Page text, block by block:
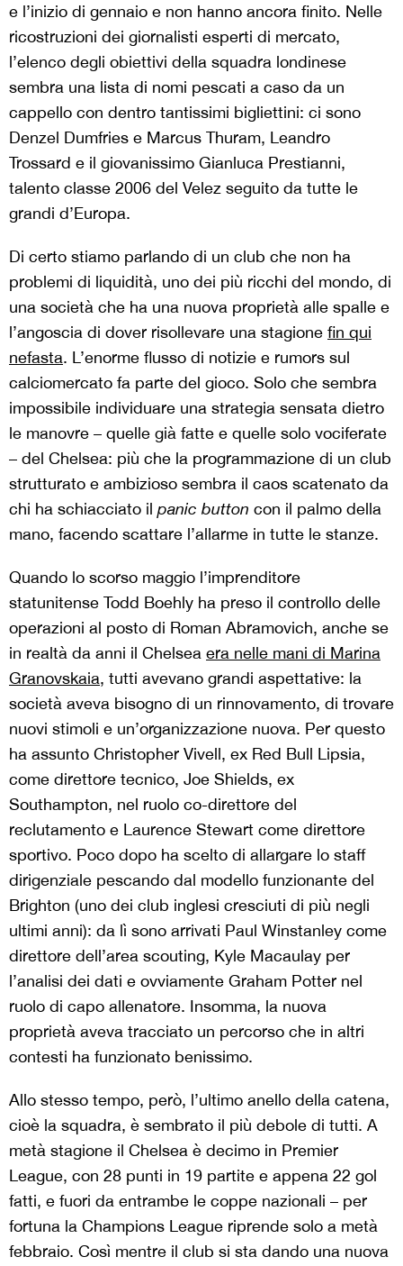
e l’inizio di gennaio e non hanno ancora finito. Nelle
ricostruzioni dei giornalisti esperti di mercato,
l’elenco degli obiettivi della squadra londinese
sembra una lista di nomi pescati a caso da un
cappello con dentro tantissimi bigliettini: ci sono
Denzel Dumfries e Marcus Thuram, Leandro
Trossard e il giovanissimo Gianluca Prestianni,
talento classe 2006 del Velez seguito da tutte le
grandi d’Europa.
Di certo stiamo parlando di un club che non ha
problemi di liquidità, uno dei più ricchi del mondo, di
una società che ha una nuova proprietà alle spalle e
l’angoscia di dover risollevare una stagione fin qui
nefasta. L’enorme flusso di notizie e rumors sul
calciomercato fa parte del gioco. Solo che sembra
impossibile individuare una strategia sensata dietro
le manovre – quelle già fatte e quelle solo vociferate
– del Chelsea: più che la programmazione di un club
strutturato e ambizioso sembra il caos scatenato da
chi ha schiacciato il panic button con il palmo della
mano, facendo scattare l’allarme in tutte le stanze.
Quando lo scorso maggio l’imprenditore
statunitense Todd Boehly ha preso il controllo delle
operazioni al posto di Roman Abramovich, anche se
in realtà da anni il Chelsea era nelle mani di Marina
Granovskaia, tutti avevano grandi aspettative: la
società aveva bisogno di un rinnovamento, di trovare
nuovi stimoli e un’organizzazione nuova. Per questo
ha assunto Christopher Vivell, ex Red Bull Lipsia,
come direttore tecnico, Joe Shields, ex
Southampton, nel ruolo co-direttore del
reclutamento e Laurence Stewart come direttore
sportivo. Poco dopo ha scelto di allargare lo staff
dirigenziale pescando dal modello funzionante del
Brighton (uno dei club inglesi cresciuti di più negli
ultimi anni): da lì sono arrivati Paul Winstanley come
direttore dell’area scouting, Kyle Macaulay per
l’analisi dei dati e ovviamente Graham Potter nel
ruolo di capo allenatore. Insomma, la nuova
proprietà aveva tracciato un percorso che in altri
contesti ha funzionato benissimo.
Allo stesso tempo, però, l’ultimo anello della catena,
cioè la squadra, è sembrato il più debole di tutti. A
metà stagione il Chelsea è decimo in Premier
League, con 28 punti in 19 partite e appena 22 gol
fatti, e fuori da entrambe le coppe nazionali – per
fortuna la Champions League riprende solo a metà
febbraio. Così mentre il club si sta dando una nuova